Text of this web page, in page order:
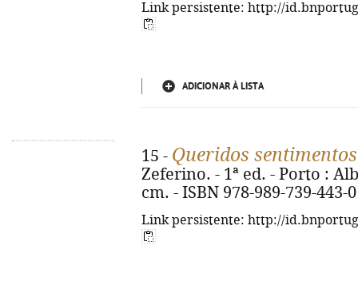
Link persistente: http://
ADICIONAR À LISTA
15 - Queridos sentimentos
Zeferino. - 1ª ed. - Porto :
cm. - ISBN 978-989-739-443-0
Link persistente: http://